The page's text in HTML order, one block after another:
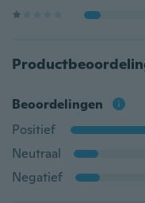
Beoordelingen
Positief
Neutraal
Negatief